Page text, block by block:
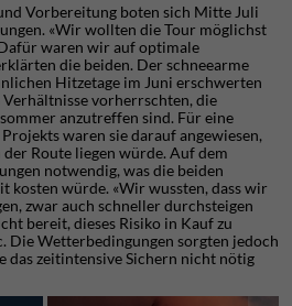
Vorbereitung boten sich Mitte Juli
«Wir wollten die Tour möglichst
waren wir auf optimale
die beiden. Der schneearme
Hitzetage im Juni erschwerten
vorherrschten, die
anzutreffen sind. Für eine
waren sie darauf angewiesen,
Route liegen würde. Auf dem
notwendig, was die beiden
kosten würde. «Wir wussten, dass wir
zwar auch schneller durchsteigen
bereit, dieses Risiko in Kauf zu
Die Wetterbedingungen sorgten jedoch
das zeitintensive Sichern nicht nötig